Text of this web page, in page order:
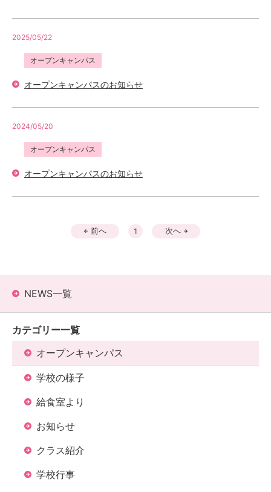
2025/05/22
オープンキャンパス
オープンキャンパスのお知らせ
2024/05/20
オープンキャンパス
オープンキャンパスのお知らせ
前へ 1 次へ
NEWS一覧
カテゴリー一覧
オープンキャンパス
学校の様子
給食室より
お知らせ
クラス紹介
学校行事